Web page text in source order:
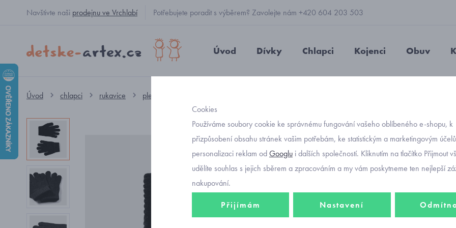
Navštivte naši prodejnu ve Vrchlabí Potřebujete poradit s výběrem? Zavolejte nám +420 604 203 503
Úvod Dívky Chlapci Kojenci Obuv
Úvod chlapci rukavice pletené
Objednávací
černé
160
Cookies
Používáme soubory cookie ke správnému fungování vašeho oblíbeného e-shopu, k
přizpůsobení obsahu stránek vašim potřebám, ke statistickým a marketingovým
personalizaci reklam odGooglu i dalších společností. Kliknutím na tlačítko Přijmout
udělíte souhlas s jejich sběrem a zpracováním a my vám poskytneme ten nejlepší
nakupování.
Přijímám Nastavení